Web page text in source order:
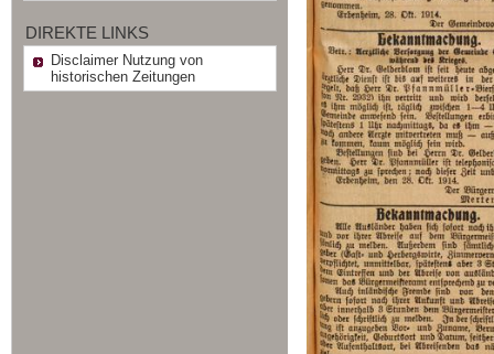
DIREKTE LINKS
Disclaimer Nutzung von
historischen Zeitungen